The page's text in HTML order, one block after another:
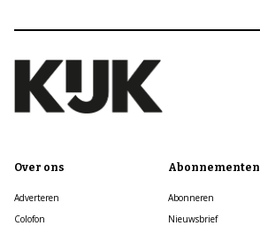
Over ons
Adverteren
Colofon
Abonnementen
Abonneren
Nieuwsbrief